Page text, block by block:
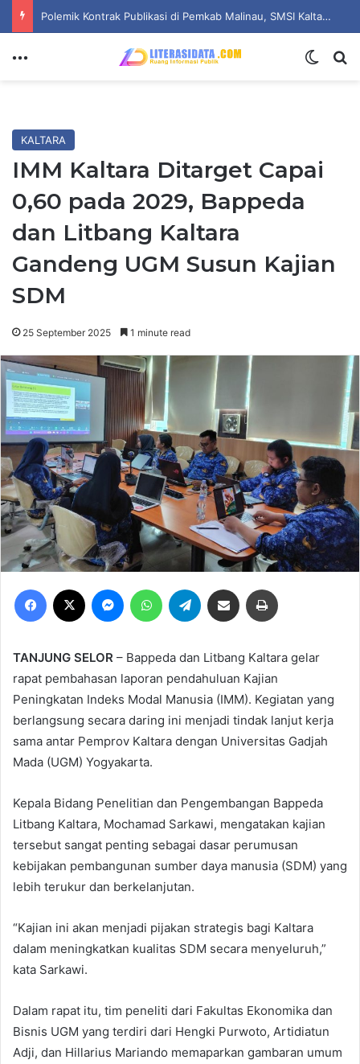
KALTARA
IMM Kaltara Ditarget Capai
0,60 pada 2029, Bappeda
dan Litbang Kaltara
Gandeng UGM Susun Kajian
SDM
25 September 2025 1 minute read
Facebook MessengerWhatsAppTelegram Share via Email
TANJUNG SELOR – Bappeda dan Litbang Kaltara gelar
rapat pembahasan laporan pendahuluan Kajian
Peningkatan Indeks Modal Manusia (IMM). Kegiatan yang
berlangsung secara daring ini menjadi tindak lanjut kerja
sama antar Pemprov Kaltara dengan Universitas Gadjah
Mada (UGM) Yogyakarta.
Kepala Bidang Penelitian dan Pengembangan Bappeda
Litbang Kaltara, Mochamad Sarkawi, mengatakan kajian
tersebut sangat penting sebagai dasar perumusan
kebijakan pembangunan sumber daya manusia (SDM) yang
lebih terukur dan berkelanjutan.
“Kajian ini akan menjadi pijakan strategis bagi Kaltara
dalam meningkatkan kualitas SDM secara menyeluruh,”
kata Sarkawi.
Dalam rapat itu, tim peneliti dari Fakultas Ekonomika dan
Bisnis UGM yang terdiri dari Hengki Purwoto, Artidiatun
Adji, dan Hillarius Mariando memaparkan gambaran umum